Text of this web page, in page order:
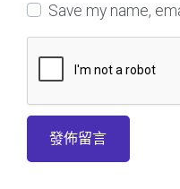
Save my name,